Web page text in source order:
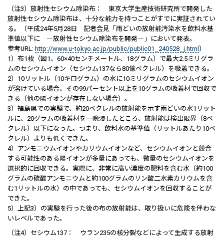
（注3）放射性セシウム除染布： 東京大学生産技術研究所で開発した
放射性セシウム除染布は、十分な能力を持つことがすでに実証されてい
る。（平成24年5月28日 記者会見「雨どいの放射能汚染水を飲料水基
準値以下に ―放射性セシウム除染布を開発―」において発表。
参考URL: http://www.u-tokyo.ac.jp/public/public01_240528_j.html ）
1）布1枚（図1、60×40センチメートル、18グラム）で最大2.5ミリグラ
ムのセシウムイオン（セシウム137なら80億ベクレル）を吸着できる。
2）10リットル（10キログラム）の水に10ミリグラムのセシウムイオン
が溶けている場合、その99パーセント以上を10グラムの吸着材で回収で
きる（他の陽イオンが存在しない場合）。
3）福島県での実験で、約20ベクレルの放射能を示す雨どいの水1リット
ルに、20グラムの吸着材を一晩浸したところ、放射能は検出限界（8ベ
クレル）以下になった。つまり、飲料水の基準値（リットルあたり10ベ
クレル）よりも低くできた。
4）アンモニウムイオンやカリウムイオンなど、セシウムイオンと競合
する可能性のある陽イオンが多量にあっても、微量のセシウムイオンを
選択的に回収できる。実際に、非常に高い濃度の肥料を含む水（約100
グラムの硫酸アンモニウムと約100グラムのリン酸二水素カリウムを含
む1リットルの水）の中であっても、セシウムイオンを回収することが
できた。
5）上記3）の実験を行った後の布の放射能は、取り扱いに危険を伴わな
いレベルであった。
（注4）セシウム137： ウラン235の核分裂などによって生成する放射